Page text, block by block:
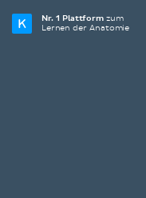
Nr. 1 Plattformzum
Lernen der Anatomie